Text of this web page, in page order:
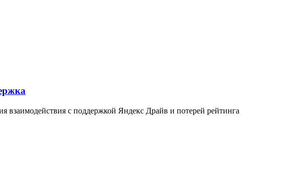
взаимодействия с поддержкой Яндекс Драйв и потерей рейтинга